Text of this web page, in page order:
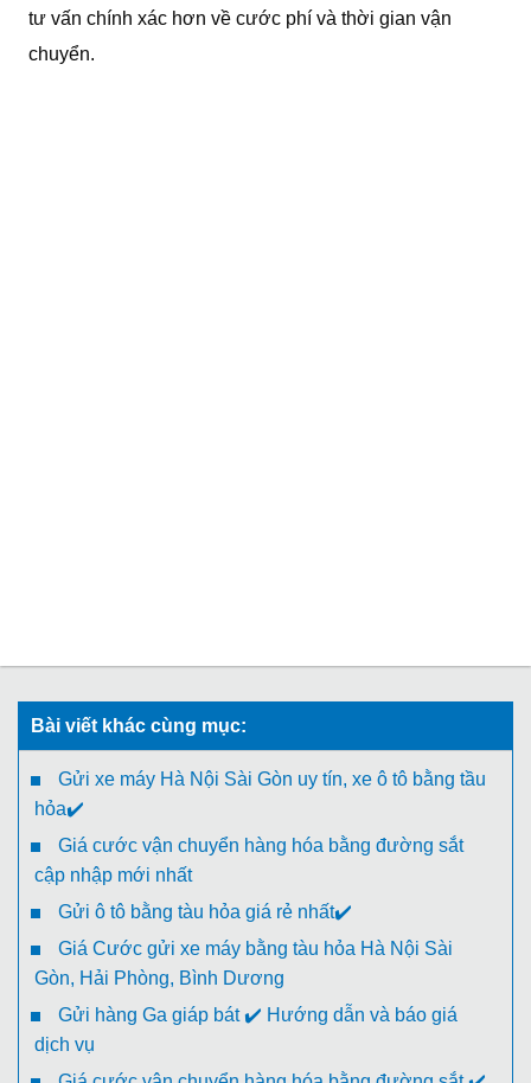
tư vấn chính xác hơn về cước phí và thời gian vận
chuyển.
Bài viết khác cùng mục:
Gửi xe máy Hà Nội Sài Gòn uy tín, xe ô tô bằng tầu
hỏa✔️
Giá cước vận chuyển hàng hóa bằng đường sắt
cập nhập mới nhất
Gửi ô tô bằng tàu hỏa giá rẻ nhất✔️
Giá Cước gửi xe máy bằng tàu hỏa Hà Nội Sài
Gòn, Hải Phòng, Bình Dương
Gửi hàng Ga giáp bát ✔️ Hướng dẫn và báo giá
dịch vụ